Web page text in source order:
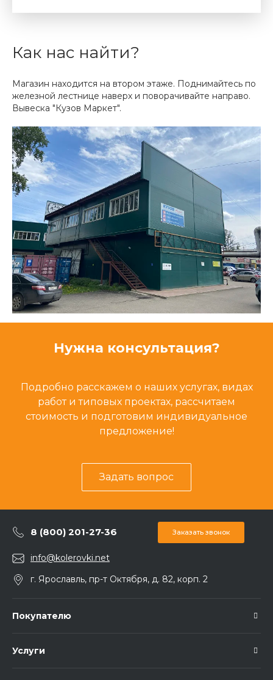
Как нас найти?
Магазин находится на втором этаже. Поднимайтесь по
железной лестнице наверх и поворачивайте направо.
Вывеска "Кузов Маркет".
Нужна консультация?
Подробно расскажем о наших услугах, видах
работ и типовых проектах, рассчитаем
стоимость и подготовим индивидуальное
предложение!
Задать вопрос
8 (800) 201-27-36 Заказать звонок
info@kolerovki.net
г. Ярославль, пр-т Октября, д. 82, корп. 2
Покупателю
Услуги